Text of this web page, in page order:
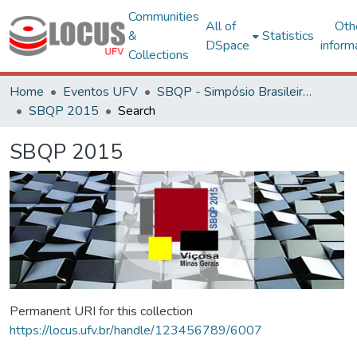
Communities
&
Collections
All of
DSpace
Statistics
Home Eventos UFV
SBQP - Simpósio Brasileiro de Qualidade do Projeto no Ambiente Construído
SBQP 2015
Search
SBQP 2015
Permanent URI for this collection
https://locus.ufv.br/handle/123456789/6007